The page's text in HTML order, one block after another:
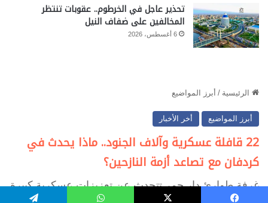
تحذير عاجل في الخرطوم.. عقوبات تنتظر
المخالفين على ضفاف النيل
6 أغسطس، 2026